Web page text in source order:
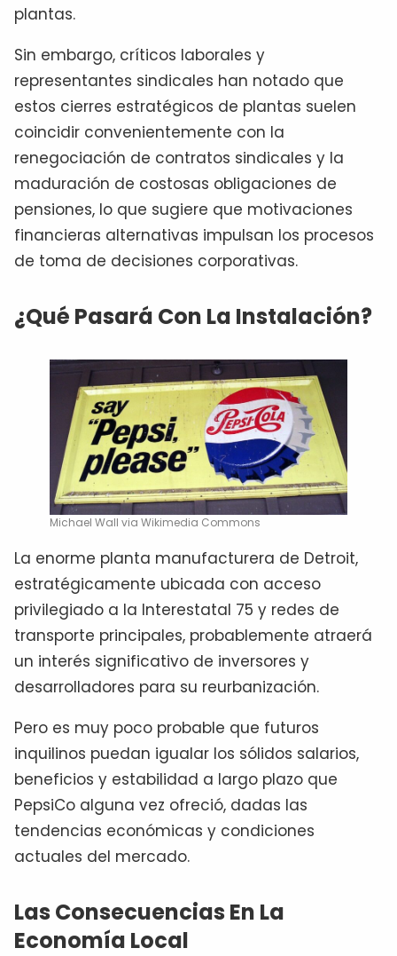
plantas.
Sin embargo, críticos laborales y
representantes sindicales han notado que
estos cierres estratégicos de plantas suelen
coincidir convenientemente con la
renegociación de contratos sindicales y la
maduración de costosas obligaciones de
pensiones, lo que sugiere que motivaciones
financieras alternativas impulsan los procesos
de toma de decisiones corporativas.
¿Qué Pasará Con La Instalación?
Michael Wall via Wikimedia Commons
La enorme planta manufacturera de Detroit,
estratégicamente ubicada con acceso
privilegiado a la Interestatal 75 y redes de
transporte principales, probablemente atraerá
un interés significativo de inversores y
desarrolladores para su reurbanización.
Pero es muy poco probable que futuros
inquilinos puedan igualar los sólidos salarios,
beneficios y estabilidad a largo plazo que
PepsiCo alguna vez ofreció, dadas las
tendencias económicas y condiciones
actuales del mercado.
Las Consecuencias En La
Economía Local